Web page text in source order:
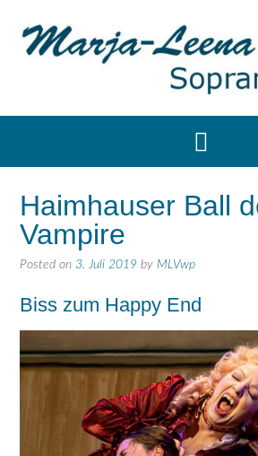
Haimhauser Ball
Vampire
Posted on 3. Juli 2019 by MLVwp
Biss zum Happy End